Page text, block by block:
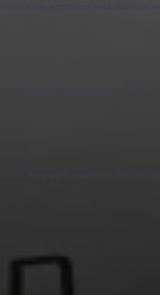
hidup, lorong seperti mimpi buruk, dan sistem
hidup, lorong seperti mimpi buruk, dan sistem
hidup, lorong seperti mimpi buruk, dan sistem